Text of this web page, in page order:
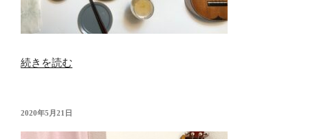
“星
い
続きを読む
投
2020年5月21日